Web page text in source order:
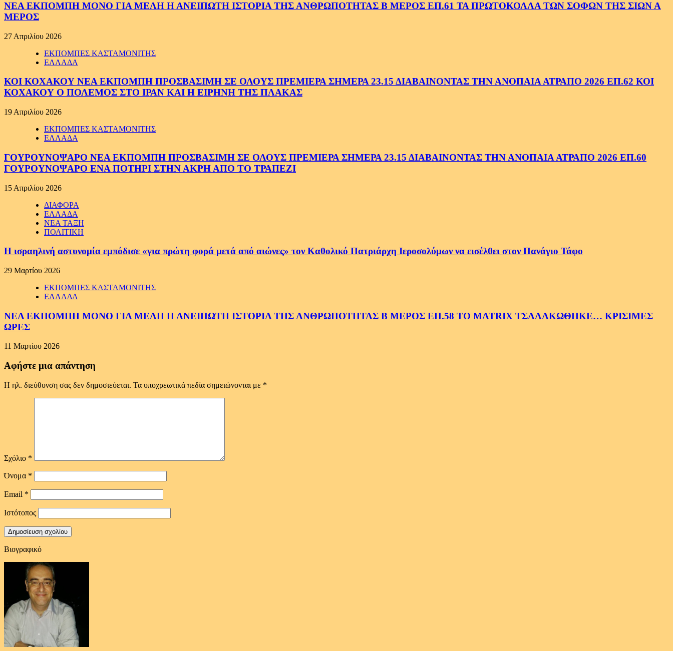
ΝΕΑ ΕΚΠΟΜΠΗ ΜΟΝΟ ΓΙΑ ΜΕΛΗ Η ΑΝΕΙΠΩΤΗ ΙΣΤΟΡΙΑ ΤΗΣ ΑΝΘΡΩΠΟΤΗΤΑΣ Β ΜΕΡΟΣ ΕΠ.61 ΤΑ ΠΡΩΤΟΚΟΛΛΑ ΤΩΝ ΣΟΦΩΝ ΤΗΣ ΣΙΩΝ Α
ΜΕΡΟΣ
27 Απριλίου 2026
ΕΚΠΟΜΠΕΣ ΚΑΣΤΑΜΟΝΙΤΗΣ
ΕΛΛΑΔΑ
ΚΟΙ ΚΟΧΑΚΟΥ ΝΕΑ ΕΚΠΟΜΠΗ ΠΡΟΣΒΑΣΙΜΗ ΣΕ ΟΛΟΥΣ ΠΡΕΜΙΕΡΑ ΣΗΜΕΡΑ 23.15 ΔΙΑΒΑΙΝΟΝΤΑΣ ΤΗΝ ΑΝΟΠΑΙΑ ΑΤΡΑΠΟ 2026 ΕΠ.62 ΚΟΙ
ΚΟΧΑΚΟΥ Ο ΠΟΛΕΜΟΣ ΣΤΟ ΙΡΑΝ ΚΑΙ Η ΕΙΡΗΝΗ ΤΗΣ ΠΛΑΚΑΣ
19 Απριλίου 2026
ΕΚΠΟΜΠΕΣ ΚΑΣΤΑΜΟΝΙΤΗΣ
ΕΛΛΑΔΑ
ΓΟΥΡΟΥΝΟΨΑΡΟ ΝΕΑ ΕΚΠΟΜΠΗ ΠΡΟΣΒΑΣΙΜΗ ΣΕ ΟΛΟΥΣ ΠΡΕΜΙΕΡΑ ΣΗΜΕΡΑ 23.15 ΔΙΑΒΑΙΝΟΝΤΑΣ ΤΗΝ ΑΝΟΠΑΙΑ ΑΤΡΑΠΟ 2026 ΕΠ.60
ΓΟΥΡΟΥΝΟΨΑΡΟ ΕΝΑ ΠΟΤΗΡΙ ΣΤΗΝ ΑΚΡΗ ΑΠΟ ΤΟ ΤΡΑΠΕΖΙ
15 Απριλίου 2026
ΔΙΑΦΟΡΑ
ΕΛΛΑΔΑ
ΝΕΑ ΤΑΞΗ
ΠΟΛΙΤΙΚΗ
Η ισραηλινή αστυνομία εμπόδισε «για πρώτη φορά μετά από αιώνες» τον Καθολικό Πατριάρχη Ιεροσολύμων να εισέλθει στον Πανάγιο Τάφο
29 Μαρτίου 2026
ΕΚΠΟΜΠΕΣ ΚΑΣΤΑΜΟΝΙΤΗΣ
ΕΛΛΑΔΑ
ΝΕΑ ΕΚΠΟΜΠΗ ΜΟΝΟ ΓΙΑ ΜΕΛΗ Η ΑΝΕΙΠΩΤΗ ΙΣΤΟΡΙΑ ΤΗΣ ΑΝΘΡΩΠΟΤΗΤΑΣ Β ΜΕΡΟΣ ΕΠ.58 ΤΟ MATRIX ΤΣΑΛΑΚΩΘΗΚΕ… ΚΡΙΣΙΜΕΣ
ΩΡΕΣ
11 Μαρτίου 2026
Αφήστε μια απάντηση
Η ηλ. διεύθυνση σας δεν δημοσιεύεται. Τα υποχρεωτικά πεδία σημειώνονται με *
Σχόλιο *
Όνομα *
Email *
Ιστότοπος
Βιογραφικό